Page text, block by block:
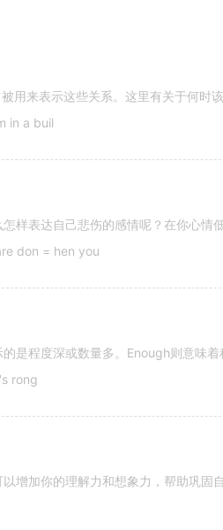
用来表示这些关系。这里有关于何时
in a buil
样表达自己悲伤的感情呢？在你心情
don = hen you
是程度深或数量多。Enough则意味着
rong
增加你的理解力和想象力，帮助巩固